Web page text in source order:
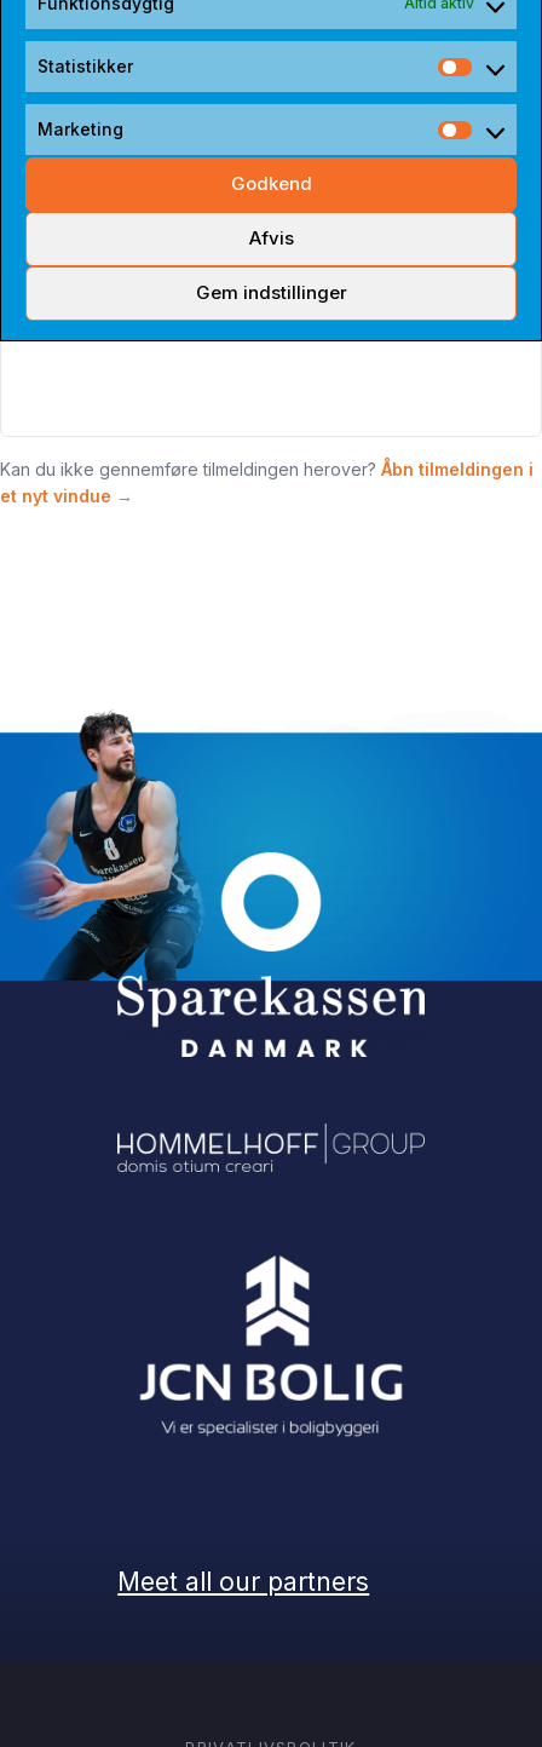
Statistikker
Marketing
Godkend
Afvis
Gem indstillinger
Kan du ikke gennemføre tilmeldingen herover? Åbn tilmeldingen i
et nyt vindue →
Meet all our partners